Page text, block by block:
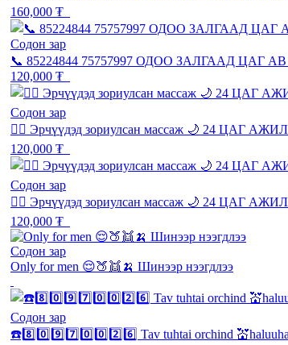
160,000 ₮
Содон зар
📞 85224844 75757997 ОДОО ЗАЛГААД ЦАГ АВ
120,000 ₮
Содон зар
💆‍♂️ Эрчүүдэд зориулсан массаж 🌙 24 ЦАГ
120,000 ₮
Содон зар
💆‍♂️ Эрчүүдэд зориулсан массаж 🌙 24 ЦАГ
120,000 ₮
Содон зар
Only for men 😌🍑👯🍌 Шинээр нээгдлээ
Содон зар
☎️8️⃣0️⃣9️⃣7️⃣0️⃣0️⃣2️⃣6️⃣ Tav tuhtai orchind